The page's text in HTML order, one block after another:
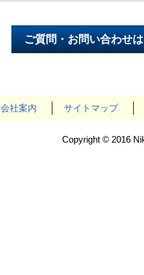
会社案内 サイトマップ
Copyright © 2016